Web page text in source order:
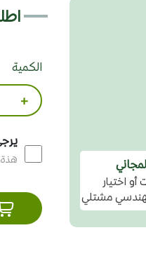
أو اختيار
مشتلي
الكمية
+
هذة